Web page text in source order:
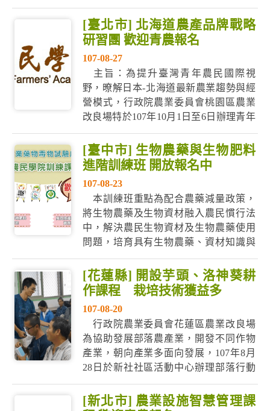
銷班經營管理軟實力計畫-工作坊輔導」
計畫辦理。 二、本進階班針對入門班完
訓之學員，以「企劃產業及組織發展方
向」為訓練目標，從經營管理面向著
手，透過業界專家實務經驗...
[臺北市] 北海道農產品牌戰略
研習團 歡迎青農報名
107-08-27
主旨：為提升臺灣青年農民國際視
野，暸解日本-北海道最新農業趨勢與經
營模式，行政院農業委員會桃園區農業
改良場特於107年10月1日至6日辦理青年
農民「北海道農產品牌戰略研習團」，
鼓勵對日本-北海道農業發展現況有興趣
之青年農民踴躍參加。 說明： 一、北海
道農產品牌戰略研習團擬定於107年10月
1日至6日辦理，詳細行程與報...
[臺中市] 生物農藥與生物肥料
進階訓練班 開放報名中
107-08-23
本訓練班重點為配合農藥減量政策，
將生物農藥及生物資材融入農民慣行法
中，解決農民生物資材及生物農藥使用
問題，培育具有生物農藥、資材知識與
整合應用能力之農民，以達安全農業之
目的。 一、報名資格：農民學院農業初
階訓練班結訓或務農年資3年以上者（須
檢附相關佐證資料）。 二、訓練期間：
自10月15日至10月26日止，共2週。 ...
[花蓮縣] 開設芋頭、洛神葵耕
作課程 栽培技術獲益多
107-08-20
行政院農業委員會花蓮區農業改良場
為協助發展部落農產業，開發不同作物
產業，朝向產業多面向發展，107年8月
28日於新社社區活動中心辦理部落行動
教室-花蓮縣豐濱鄉新社部落蔬菜及特用
作物栽培管理班，有來自新社以及港
[新北市] 農業設施智慧管理課